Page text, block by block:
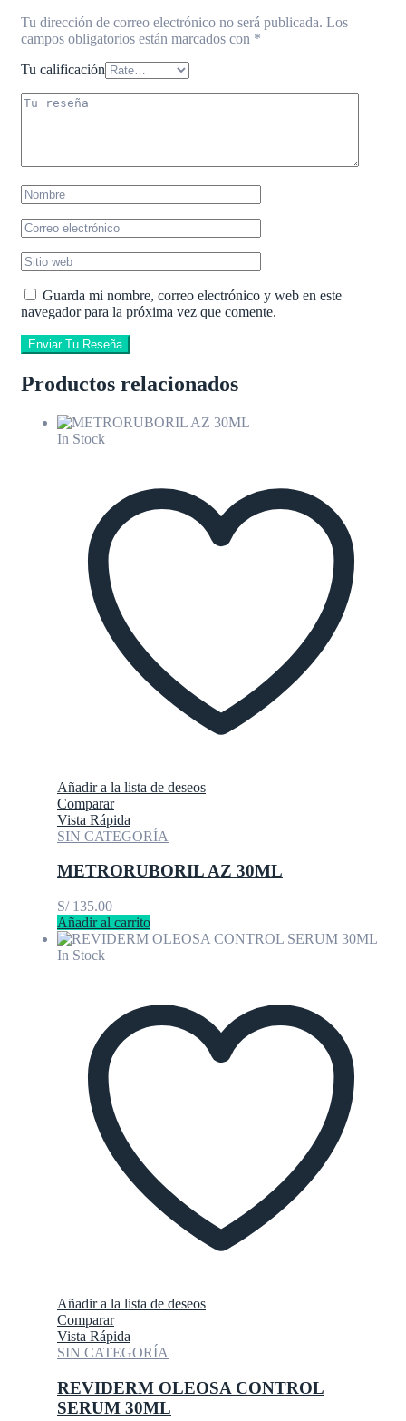
Tu dirección de correo electrónico no será publicada. Los
campos obligatorios están marcados con *
Tu calificación
Guarda mi nombre, correo electrónico y web en este
navegador para la próxima vez que comente.
Enviar Tu Reseña
Productos relacionados
In Stock
Añadir a la lista de deseos
Comparar
Vista Rápida
SIN CATEGORÍA
METRORUBORIL AZ 30ML
S/135.00
Añadir al carrito
In Stock
Añadir a la lista de deseos
Comparar
Vista Rápida
SIN CATEGORÍA
REVIDERM OLEOSA CONTROL
SERUM 30ML